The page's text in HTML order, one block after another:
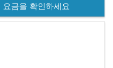
금을 확인하세요